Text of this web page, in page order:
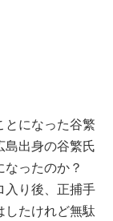
とになった谷繁
島出身の谷繁氏
なったのか？
入り後、正捕手
したけれど無駄